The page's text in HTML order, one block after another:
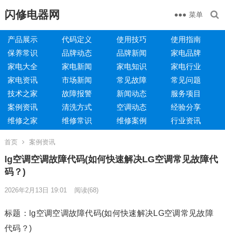
闪修电器网 菜单
产品展示 代码定义 使用技巧
使用指南
保养常识
品牌动态 品牌新闻
家电品牌
家电大全
家电新闻 家电知识
家电行业
家电资讯
市场新闻 常见故障
常见问题
技术之家
故障报警 新闻动态
服务项目
案例资讯
清洗方式 空调动态
经验分享
维修之家
维修常识 维修案例 行业资讯
首页 案例资讯
lg空调空调故障代码(如何快速解决LG空调常见故障代
码？)
2026年2月13日 19:01 阅读(68)
标题：lg空调空调故障代码(如何快速解决LG空调常见故障
代码？)